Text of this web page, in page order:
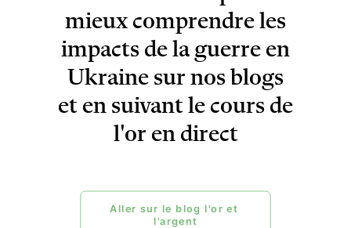
mieux comprendre les
impacts de la guerre en
Ukraine sur nos blogs
et en suivant le cours de
l'or en direct
Aller sur le blog l'or et
l'argent